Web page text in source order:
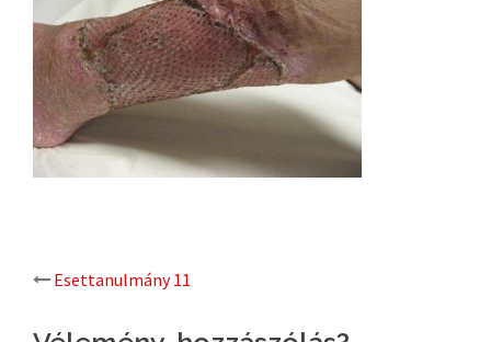
Post
Esettanulmány 11